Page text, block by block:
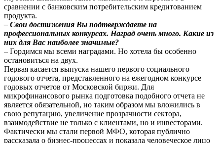
сравнении с банковским потребительским кредитованием
продукта.
– Свои достижения Вы подтверждаете на
профессиональных конкурсах. Наград очень много. Какие из
них для Вас наиболее значимые?
– Гордимся мы всеми наградами. Но хотела бы особенно
остановиться на двух.
Первая касается выпуска нашего первого социального
годового отчета, представленного на ежегодном конкурсе
годовых отчетов от Московской биржи. Для
микрофинансового рынка подготовка подобного отчета не
является обязательной, но таким образом мы вложились в
свою репутацию, увеличение прозрачности сектора,
взаимодействие не только с клиентами, но и инвесторами.
Фактически мы стали первой МФО, которая публично
рассказала о бизнес-процессах и показала человеческое лицо